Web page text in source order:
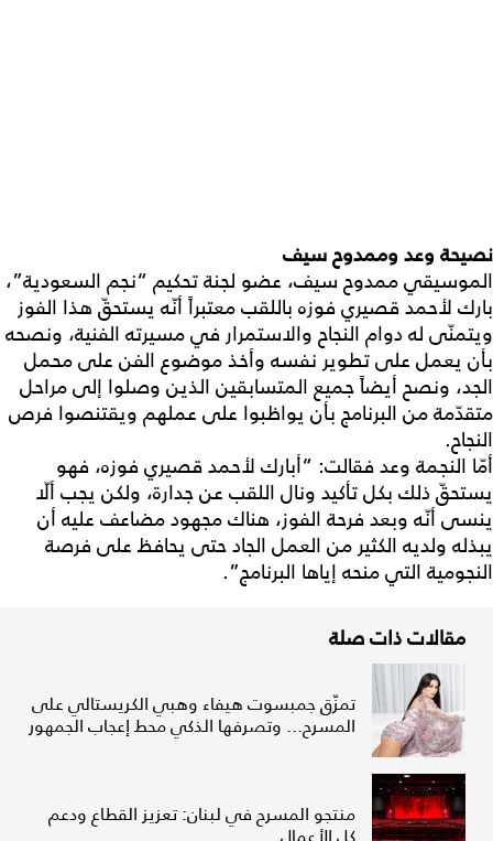
نصيحة وعد وممدوح سيف
الموسيقي ممدوح سيف، عضو لجنة تحكيم “نجم السعودية”،
بارك لأحمد قصيري فوزه باللقب معتبراً أنّه يستحقّ هذا الفوز
ويتمنّى له دوام النجاح والاستمرار في مسيرته الفنية، ونصحه
بأن يعمل على تطوير نفسه وأخذ موضوع الفن على محمل
الجد، ونصح أيضاً جميع المتسابقين الذين وصلوا إلى مراحل
متقدّمة من البرنامج بأن يواظبوا على عملهم ويقتنصوا فرص
النجاح.
أمّا النجمة وعد فقالت: “أبارك لأحمد قصيري فوزه، فهو
يستحقّ ذلك بكل تأكيد ونال اللقب عن جدارة، ولكن يجب ألّا
ينسى أنّه وبعد فرحة الفوز، هناك مجهود مضاعف عليه أن
يبذله ولديه الكثير من العمل الجاد حتى يحافظ على فرصة
النجومية التي منحه إياها البرنامج”.
مقالات ذات صلة
تمزّق جمبسوت هيفاء وهبي الكريستالي على
المسرح... وتصرفها الذكي محط إعجاب الجمهور
منتجو المسرح في لبنان: تعزيز القطاع ودعم